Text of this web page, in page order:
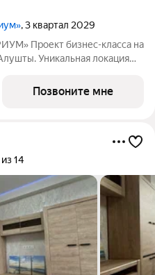
, 3 квартал 2029
Пpоект бизнес-класca нa
Уникальная локация
бассейн, фитнес-центр,
Позвоните мне
14